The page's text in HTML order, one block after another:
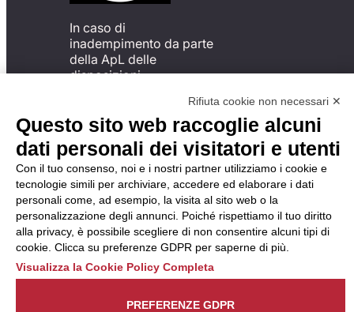
In caso di
inadempimento da parte
della ApL delle
disposizioni
possibile presentare un
reclamo
all’Organismo di
Monitoraggio utilizzando
una delle modalità
descritte al seguente
indirizzo web
https://odm-
agenzielavoro.it/reclami/.
Rifiuta cookie non necessari ✕
Questo sito web raccoglie alcuni
dati personali dei visitatori e utenti
Con il tuo consenso, noi e i nostri partner utilizziamo i cookie e
tecnologie simili per archiviare, accedere ed elaborare i dati
personali come, ad esempio, la visita al sito web o la
personalizzazione degli annunci. Poiché rispettiamo il tuo diritto
alla privacy, è possibile scegliere di non consentire alcuni tipi di
cookie. Clicca su preferenze GDPR per saperne di più.
Visualizza la Cookie Policy Completa
PREFERENZE GDPR